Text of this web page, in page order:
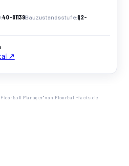
40-01139Bauzustandsstufe Q2-
↗
Manager" von Floorball-facts.de